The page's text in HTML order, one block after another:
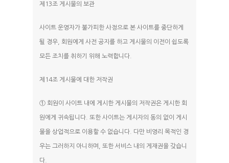
제13조 게시물의 보관
사이트 운영자가 불가피한 사정으로 본 사이트를 중단하게
될 경우, 회원에게 사전 공지를 하고 게시물의 이전이 쉽도록
모든 조치를 취하기 위해 노력합니다.
제14조 게시물에 대한 저작권
① 회원이 사이트 내에 게시한 게시물의 저작권은 게시한 회
원에게 귀속됩니다. 또한 사이트는 게시자의 동의 없이 게시
물을 상업적으로 이용할 수 없습니다. 다만 비영리 목적인 경
우는 그러하지 아니하며, 또한 서비스 내의 게재권을 갖습니
다.